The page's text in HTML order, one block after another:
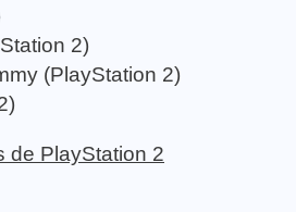
2)
(PlayStation 2)
de PlayStation 2